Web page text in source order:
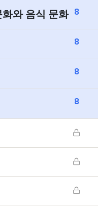
와 음식 문화 8
8
8
8